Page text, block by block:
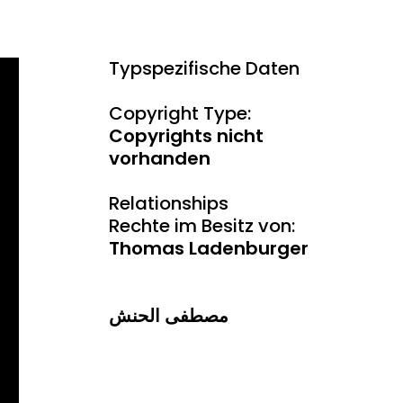
Typspezifische Daten
Copyright Type:
Copyrights nicht
vorhanden
Relationships
Rechte im Besitz von:
Thomas Ladenburger
مصطفى الحنش